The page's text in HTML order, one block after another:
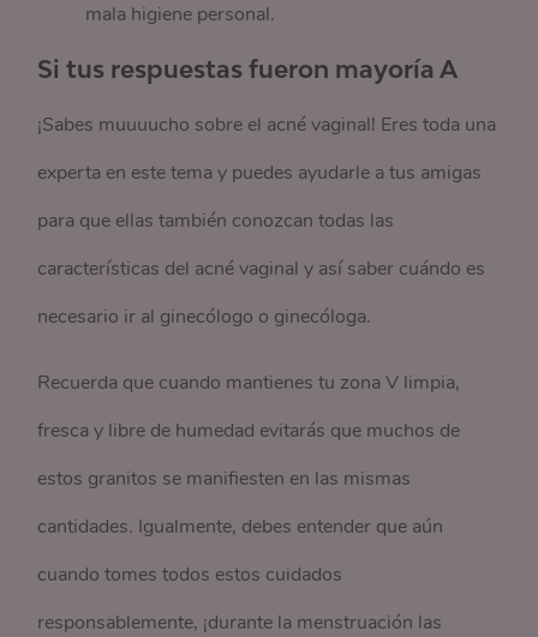
mala higiene personal.
Si tus respuestas fueron mayoría A
¡Sabes muuuucho sobre el acné vaginal! Eres toda una
experta en este tema y puedes ayudarle a tus amigas
para que ellas también conozcan todas las
características del acné vaginal y así saber cuándo es
necesario ir al ginecólogo o ginecóloga.
Recuerda que cuando mantienes tu zona V limpia,
fresca y libre de humedad evitarás que muchos de
estos granitos se manifiesten en las mismas
cantidades. Igualmente, debes entender que aún
cuando tomes todos estos cuidados
responsablemente, ¡durante la menstruación las